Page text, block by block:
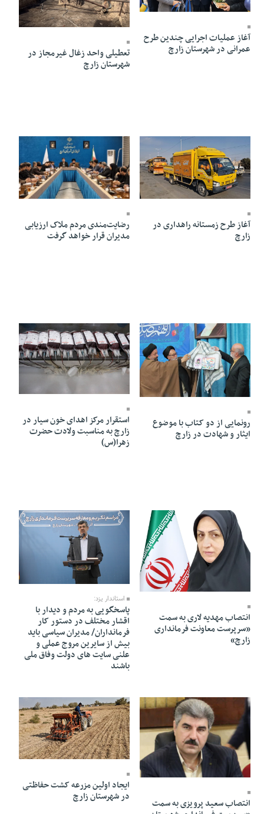
20 Bahman 1403 - 18:12
آغاز عملیات اجرایی چندین طرح
عمرانی در شهرستان زارچ
08 Bahman 1403 - 14:09
تعطیلی واحد زغال غیرمجاز در
شهرستان زارچ
25 Dey 1403 - 11:58
آغاز طرح زمستانه راهداری در
زارچ
20 Dey 1403 - 13:03
رضایت‌مندی مردم ملاک ارزیابی
مدیران قرار خواهد گرفت
02 Dey 1403 - 11:23
رونمایی از دو کتاب با موضوع
ایثار و شهادت در زارچ
استقرار مرکز اهدای خون سیار در
زارچ به مناسبت ولادت حضرت
زهرا(س)
انتصاب مهدیه لاری به سمت
«سرپرست معاونت فرمانداری
زارچ»
استاندار یزد:
پاسخگویی به مردم و دیدار با
اقشار مختلف در دستور کار
فرمانداران/ مدیران سیاسی باید
بیش از سایرین مروج عملی و
علنی سایت های دولت وفاق ملی
باشند
06 Azar 1403 - 06:50
انتصاب سعید پرویزی به سمت
03 Azar 1403 - 10:30
ایجاد اولین مزرعه کشت حفاظتی
در شهرستان زارچ